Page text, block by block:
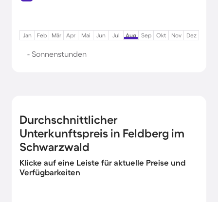
Jan Feb Mär Apr Mai Jun Jul Aug Sep Okt Nov Dez
- Sonnenstunden
Durchschnittlicher
Unterkunftspreis in Feldberg im
Schwarzwald
Klicke auf eine Leiste für aktuelle Preise und
Verfügbarkeiten